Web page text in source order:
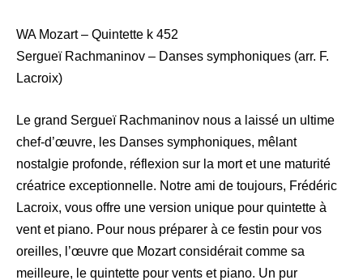
WA Mozart – Quintette k 452
Sergueï Rachmaninov – Danses symphoniques (arr. F.
Lacroix)
Le grand Sergueï Rachmaninov nous a laissé un ultime
chef-d’œuvre, les Danses symphoniques, mêlant
nostalgie profonde, réflexion sur la mort et une maturité
créatrice exceptionnelle. Notre ami de toujours, Frédéric
Lacroix, vous offre une version unique pour quintette à
vent et piano. Pour nous préparer à ce festin pour vos
oreilles, l’œuvre que Mozart considérait comme sa
meilleure, le quintette pour vents et piano. Un pur